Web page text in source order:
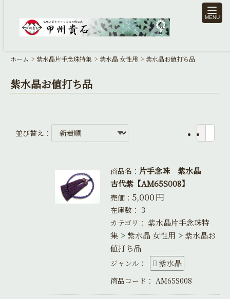
toggle
ホーム 紫水晶片手念珠特集 紫水晶 女性用 紫水晶お値打ち品
紫水晶お値打ち品
並び替え：
商品名： 片手念珠 紫水晶
古代紫【AM65S008】
売価： 5,000円
在庫数： 3
カテゴリ： 紫水晶片手念珠特
集
紫水晶 女性用
紫水晶お
値打ち品
ジャンル： 紫水晶
商品コード： AM65S008